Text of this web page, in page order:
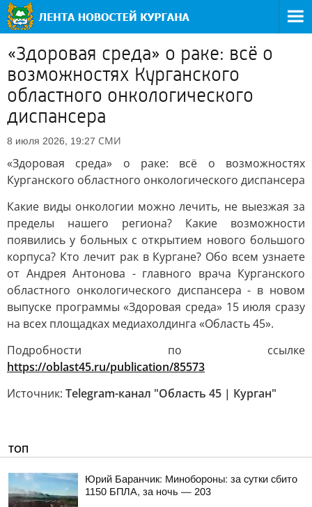
«Здоровая среда» о раке: всё о
возможностях Курганского
областного онкологического
диспансера
8 июля 2026, 19:27 СМИ
«Здоровая среда» о раке: всё о возможностях
Курганского областного онкологического диспансера
Какие виды онкологии можно лечить, не выезжая за
пределы нашего региона? Какие возможности
появились у больных с открытием нового большого
корпуса? Кто лечит рак в Кургане? Обо всем узнаете
от Андрея Антонова - главного врача Курганского
областного онкологического диспансера - в новом
выпуске программы «Здоровая среда» 15 июля сразу
на всех площадках медиахолдинга «Область 45».
Подробности по ссылке
https://oblast45.ru/publication/85573
Источник: Telegram-канал "Область 45 | Курган"
ТОП
Юрий Баранчик: Минобороны: за сутки сбито
1150 БПЛА, за ночь — 203